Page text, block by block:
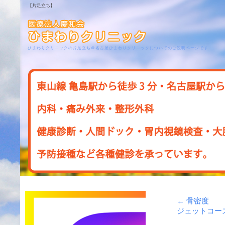
【片足立ち】
ひまわりクリニックの片足立ち＠名古屋ひまわりクリニックについてのご説明ページです
← 骨密度
ジェットコ